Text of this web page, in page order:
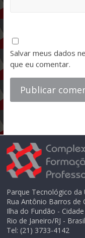
Salvar meus dados
que eu comentar.
Parque Tecnológico da
Rua Antônio Barros de
Ilha do Fundão -
Rio de Janeiro/RJ - Brasil
Tel: (21) 3733-4142